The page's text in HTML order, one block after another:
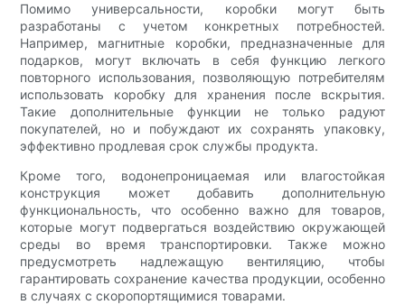
Помимо универсальности, коробки могут быть
разработаны с учетом конкретных потребностей.
Например, магнитные коробки, предназначенные для
подарков, могут включать в себя функцию легкого
повторного использования, позволяющую потребителям
использовать коробку для хранения после вскрытия.
Такие дополнительные функции не только радуют
покупателей, но и побуждают их сохранять упаковку,
эффективно продлевая срок службы продукта.
Кроме того, водонепроницаемая или влагостойкая
конструкция может добавить дополнительную
функциональность, что особенно важно для товаров,
которые могут подвергаться воздействию окружающей
среды во время транспортировки. Также можно
предусмотреть надлежащую вентиляцию, чтобы
гарантировать сохранение качества продукции, особенно
в случаях с скоропортящимися товарами.